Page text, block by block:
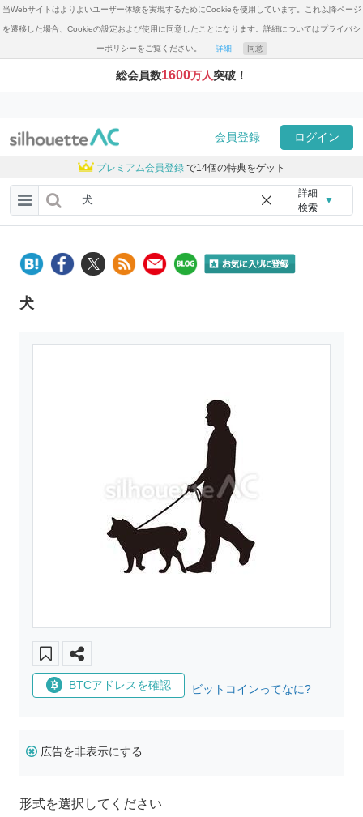
当Webサイトはよりよいユーザー体験を実現するためにCookieを使用しています。これ以降ページ
を遷移した場合、Cookieの設定および使用に同意したことになります。詳細についてはプライバシ
ーポリシーをご覧ください。 詳細 同意
総会員数1600万人突破！
会員登録 ログイン
プレミアム会員登録 で14個の特典をゲット
詳細
検索
▼
犬
BTCアドレスを確認 ビットコインってなに?
広告を非表示にする
形式を選択してください